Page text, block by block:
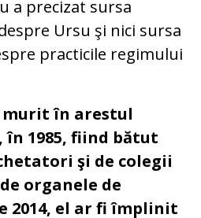
a precizat sursa
Ursu şi nici sursa
practicile regimului
murit în arestul
1985, fiind bătut
şi de colegii
organele de
2014, el ar fi împlinit